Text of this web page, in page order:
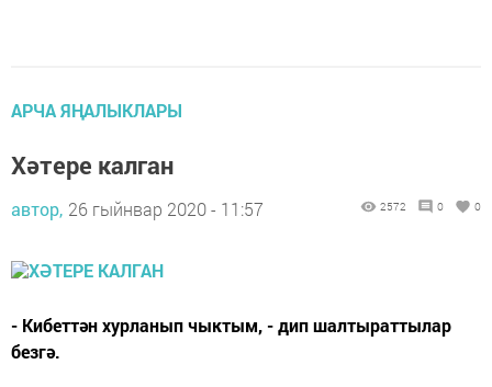
АРЧА ЯҢАЛЫКЛАРЫ
Хәтере калган
автор, 26 гыйнвар 2020 - 11:57 2572 0 0
- Кибеттән хурланып чыктым, - дип шалтыраттылар
безгә.